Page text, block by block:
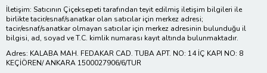
İletişim: Satıcının Çiçeksepeti tarafından teyit edilmiş iletişim bilgileri ile
birlikte tacir/esnaf/sanatkar olan satıcılar için merkez adresi;
tacir/esnaf/sanatkar olmayan satıcılar için merkez adresinin bulunduğu il
bilgisi, ad, soyad ve T.C. kimlik numarası kayıt altında bulunmaktadır.
Adres: KALABA MAH. FEDAKAR CAD. TUBA APT. NO: 14 İÇ KAPI NO: 8
KEÇİÖREN/ ANKARA 1500027906/6/TUR